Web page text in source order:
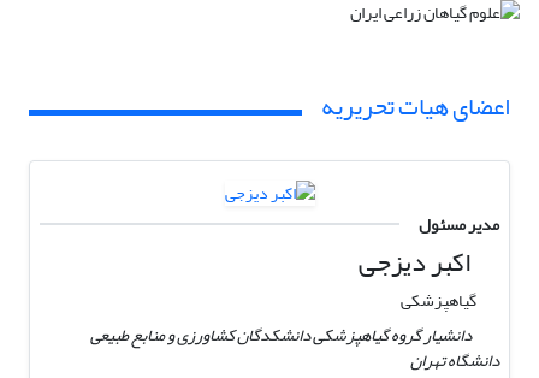
اعضای هیات تحریریه
مدیر مسئول
اکبر دیزجی
گیاهپزشکی
دانشیار گروه گیاهپزشکی دانشکدگان کشاورزی و منابع طبیعی
دانشگاه تهران